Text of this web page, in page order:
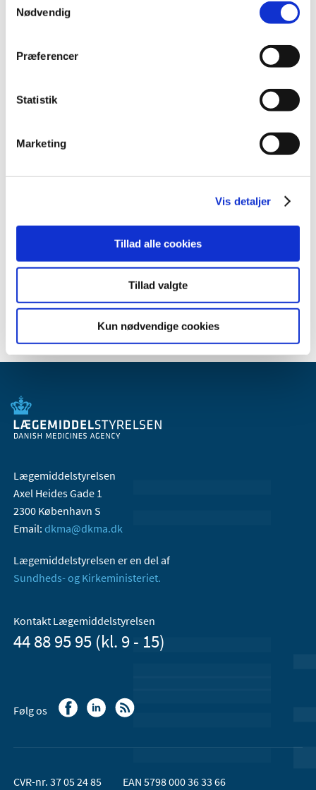
Nødvendig
Præferencer
Statistik
Marketing
Vis detaljer
Tillad alle cookies
Tillad valgte
Kun nødvendige cookies
2017 (167)
2012 (44)
2010 (7)
oktober (1)
januar (1)
2005 (2)
Lægemiddelstyrelsen
Axel Heides Gade 1
2300 København S
Email: dkma@dkma.dk
Lægemiddelstyrelsen er en del af
Sundheds- og Kirkeministeriet.
Kontakt Lægemiddelstyrelsen
44 88 95 95 (kl. 9 - 15)
Følg os
CVR-nr. 37 05 24 85 EAN 5798 000 36 33 66